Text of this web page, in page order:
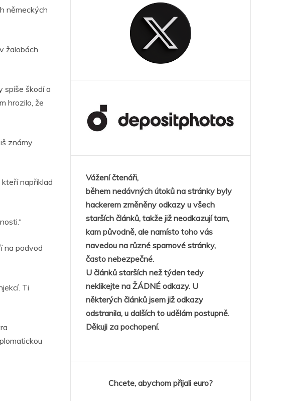
německých
žalobách
spíše škodí a
hrozilo, že
známy
například
na podvod
Ti
Vážení čtenáři,
během nedávných útoků na stránky byly
hackerem změněny odkazy u všech
starších článků, takže již neodkazují tam,
kam původně, ale namísto toho vás
navedou na různé spamové stránky,
často nebezpečné.
U článků starších než týden tedy
neklikejte na ŽÁDNÉ odkazy. U
některých článků jsem již odkazy
odstranila, u dalších to udělám postupně.
Děkuji za pochopení.
Chcete, abychom přijali euro?